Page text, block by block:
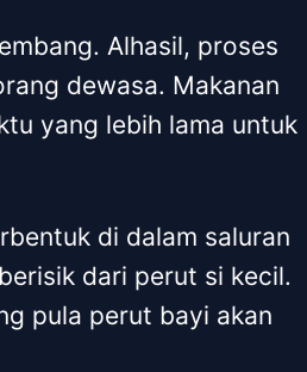
Alhasil, proses
dewasa. Makanan
yang lebih lama untuk
di dalam saluran
dari perut si kecil.
pula perut bayi akan